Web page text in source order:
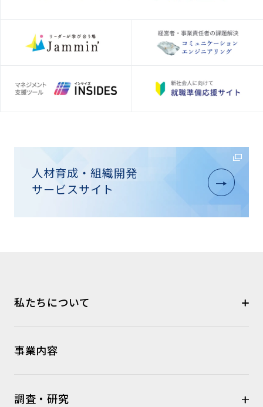
人材育成・組織開発
サービスサイト
私たちについて
事業内容
調査・研究